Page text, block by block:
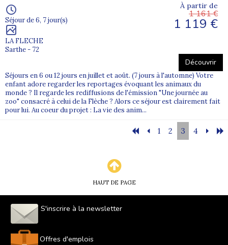
Séjour de 6, 7 jour(s)
LA FLECHE
Sarthe - 72
À partir de
1 161 €
1 119 €
Découvrir
Séjours en 6 ou 12 jours en juillet et août. (7 jours à l'automne) Votre
enfant adore regarder les reportages évoquant les animaux du
monde ? Il regarde les rediffusions de l'émission "Une journée au
zoo" consacré à celui de la Flèche ? Alors ce séjour est clairement fait
pour lui. Au coeur du projet : La vie des anim...
1 2 3 4
HAUT DE PAGE
S'inscrire à la newsletter
Offres d'emplois